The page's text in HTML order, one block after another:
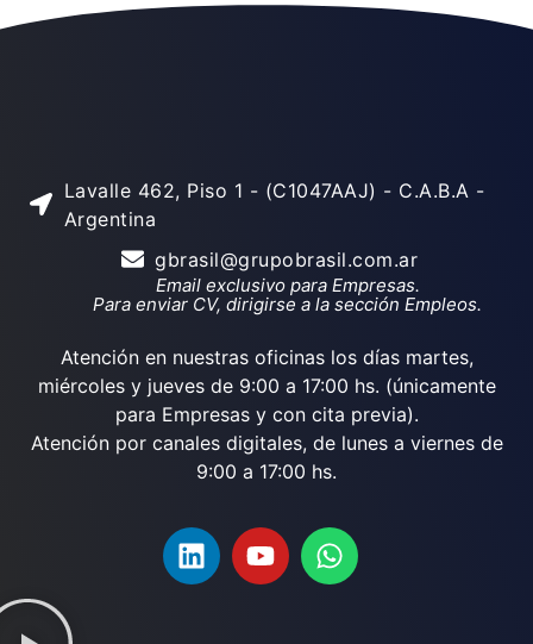
Lavalle 462, Piso 1 - (C1047AAJ) - C.A.B.A -
Argentina
gbrasil@grupobrasil.com.ar
Email exclusivo para Empresas.
Para enviar CV, dirigirse a la sección Empleos.
Atención en nuestras oficinas los días martes,
miércoles y jueves de 9:00 a 17:00 hs. (únicamente
para Empresas y con cita previa).
Atención por canales digitales, de lunes a viernes de
9:00 a 17:00 hs.